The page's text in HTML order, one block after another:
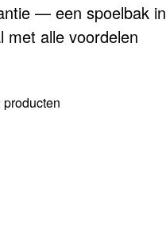
— een spoelbak in
met alle voordelen
producten